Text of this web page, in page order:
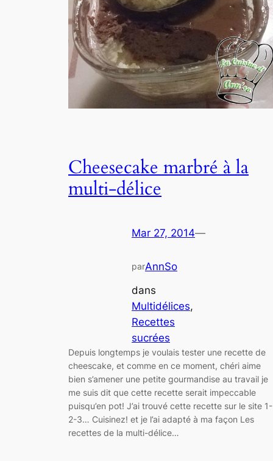
Cheesecake marbré à la
multi-délice
Mar 27, 2014—
parAnnSo
dans
Multidélices
Recettes
sucrées
Depuis longtemps je voulais tester une recette de
cheescake, et comme en ce moment, chéri aime
bien s’amener une petite gourmandise au travail je
me suis dit que cette recette serait impeccable
puisqu’en pot! J’ai trouvé cette recette sur le site 1-
2-3… Cuisinez! et je l’ai adapté à ma façon Les
recettes de la multi-délice…